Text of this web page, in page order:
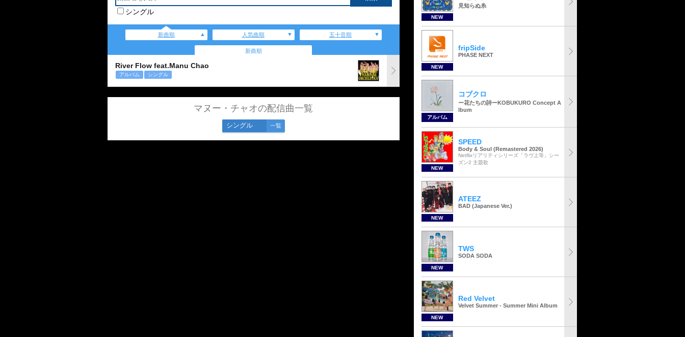
シングル
新曲順 人気曲順 五十音順
新曲順
River Flow feat.Manu Chao
アルバム シングル
マヌー・チャオの配信曲一覧
シングル 一覧
NEW
見知らぬ糸
NEW
fripSide
PHASE NEXT
アルバム
コブクロ
ー花たちの詩ーKOBUKURO Concept A
lbum
NEW
SPEED
Body & Soul (Remastered 2026)
Netflixリアリティシリーズ「ラヴ上等」シー
ズン2 主題歌
NEW
ATEEZ
BAD (Japanese Ver.)
NEW
TWS
SODA SODA
NEW
Red Velvet
Velvet Summer - Summer Mini Album